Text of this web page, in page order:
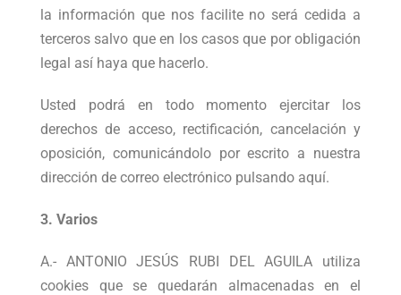
la información que nos facilite no será cedida a
terceros salvo que en los casos que por obligación
legal así haya que hacerlo.
Usted podrá en todo momento ejercitar los
derechos de acceso, rectificación, cancelación y
oposición, comunicándolo por escrito a nuestra
dirección de correo electrónico pulsando aquí.
3. Varios
A.- ANTONIO JESÚS RUBI DEL AGUILA utiliza
cookies que se quedarán almacenadas en el